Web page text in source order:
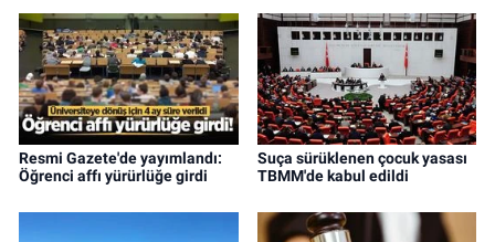
Resmi Gazete'de yayımlandı:
Öğrenci affı yürürlüğe girdi
Suça sürüklenen çocuk yasası
TBMM'de kabul edildi